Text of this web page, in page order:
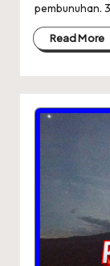
pembunuhan.
Read More